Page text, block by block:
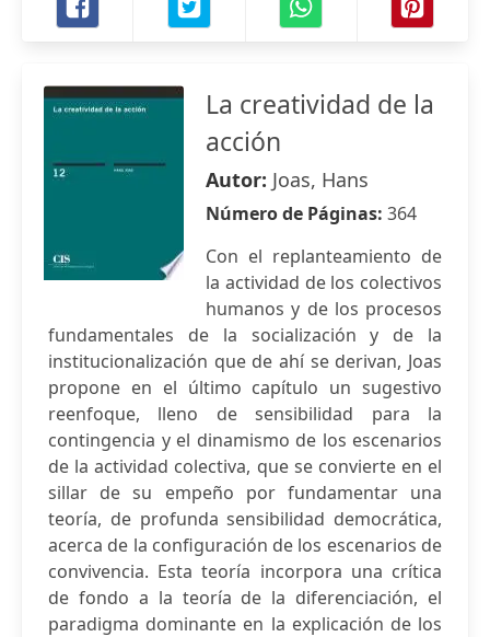
La creatividad de la
acción
Autor: Joas, Hans
Número de Páginas: 364
Con el replanteamiento de
la actividad de los colectivos
humanos y de los procesos
fundamentales de la socialización y de la
institucionalización que de ahí se derivan, Joas
propone en el último capítulo un sugestivo
reenfoque, lleno de sensibilidad para la
contingencia y el dinamismo de los escenarios
de la actividad colectiva, que se convierte en el
sillar de su empeño por fundamentar una
teoría, de profunda sensibilidad democrática,
acerca de la configuración de los escenarios de
convivencia. Esta teoría incorpora una crítica
de fondo a la teoría de la diferenciación, el
paradigma dominante en la explicación de los